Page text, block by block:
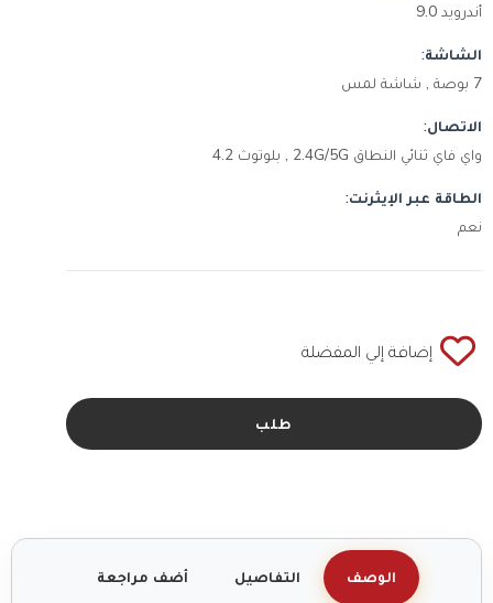
أندرويد 9.0
الشاشة:
7 بوصة , شاشة لمس
الاتصال:
واي فاي ثنائي النطاق 2.4G/5G , بلوتوث 4.2
الطاقة عبر الإيثرنت:
نعم
إضافة إلي المفضلة
طلب
الوصف التفاصيل أضف مراجعة